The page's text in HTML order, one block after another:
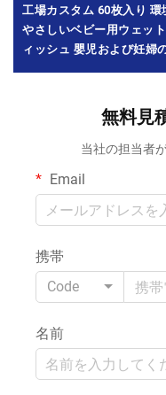
工場カスタム 60枚入り 環
やさしいベビー用ウェッ
ィッシュ 嬰児および妊婦
無料見
当社の担当者
Email
携帯
Code
名前